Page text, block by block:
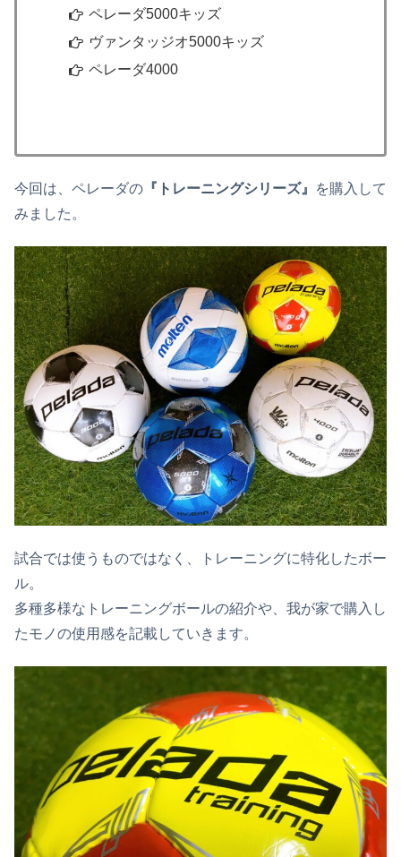
ペレーダ5000キッズ
ヴァンタッジオ5000キッズ
ペレーダ4000
今回は、ペレーダの 『トレーニングシリーズ』
を購入して
みました。
試合では使うものではなく、トレーニングに特化したボー
ル。
多種多様なトレーニングボールの紹介や、我が家で購入し
たモノの使用感を記載していきます。